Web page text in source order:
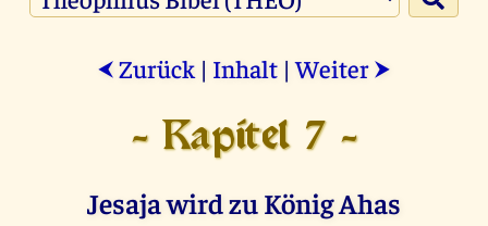
⮜ Zurück | Inhalt |Weiter ⮞
- Kapitel 7 -
Jesaja wird zu König Ahas